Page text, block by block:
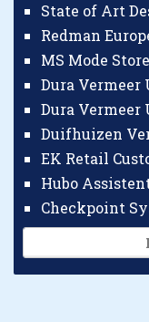
State of Art
Redman
MS Mode
Dura
Dura
Duifhuizen
EK Retail
Hubo